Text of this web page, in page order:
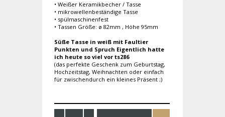
• Weißer Keramikbecher / Tasse
• mikrowellenbeständige Tasse
• spülmaschinenfest
• Tassen Größe: ø 82mm , Höhe 95mm
Süße Tasse in weiß mit Faultier
Punkten und Spruch Eigentlich hatte
ich heute so viel vor ts286
(das perfekte Geschenk zum Geburtstag,
Hochzeitstag, Weihnachten oder einfach
für zwischendurch ein kleines Präsent ;)